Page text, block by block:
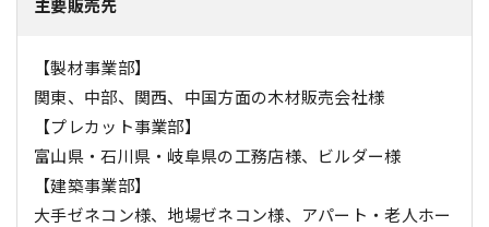
主要販売先
【製材事業部】
関東、中部、関西、中国方面の木材販売会社様
【プレカット事業部】
富山県・石川県・岐阜県の工務店様、ビルダー様
【建築事業部】
大手ゼネコン様、地場ゼネコン様、アパート・老人ホー